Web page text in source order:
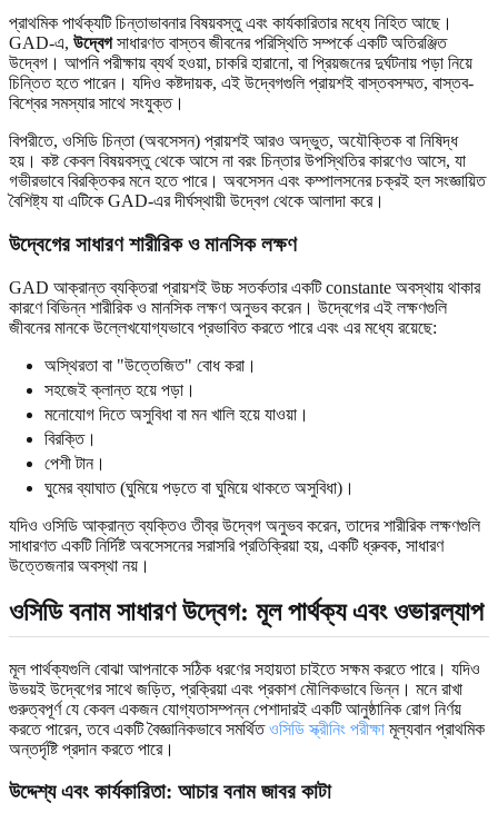
প্রাথমিক পার্থক্যটি চিন্তাভাবনার বিষয়বস্তু এবং কার্যকারিতার মধ্যে নিহিত আছে।
GAD-এ, উদ্বেগসাধারণত বাস্তব জীবনের পরিস্থিতি সম্পর্কে একটি অতিরঞ্জিত
উদ্বেগ। আপনি পরীক্ষায় ব্যর্থ হওয়া, চাকরি হারানো, বা প্রিয়জনের দুর্ঘটনায় পড়া নিয়ে
চিন্তিত হতে পারেন। যদিও কষ্টদায়ক, এই উদ্বেগগুলি প্রায়শই বাস্তবসম্মত, বাস্তব-
বিশ্বের সমস্যার সাথে সংযুক্ত।
বিপরীতে, ওসিডি চিন্তা (অবসেসন) প্রায়শই আরও অদ্ভুত, অযৌক্তিক বা নিষিদ্ধ
হয়। কষ্ট কেবল বিষয়বস্তু থেকে আসে না বরং চিন্তার উপস্থিতির কারণেও আসে, যা
গভীরভাবে বিরক্তিকর মনে হতে পারে। অবসেসন এবং কম্পালসনের চক্রই হল সংজ্ঞায়িত
বৈশিষ্ট্য যা এটিকে GAD-এর দীর্ঘস্থায়ী উদ্বেগ থেকে আলাদা করে।
উদ্বেগের সাধারণ শারীরিক ও মানসিক লক্ষণ
GAD আক্রান্ত ব্যক্তিরা প্রায়শই উচ্চ সতর্কতার একটি constante অবস্থায় থাকার
কারণে বিভিন্ন শারীরিক ও মানসিক লক্ষণ অনুভব করেন। উদ্বেগের এই লক্ষণগুলি
জীবনের মানকে উল্লেখযোগ্যভাবে প্রভাবিত করতে পারে এবং এর মধ্যে রয়েছে:
অস্থিরতা বা "উত্তেজিত" বোধ করা।
সহজেই ক্লান্ত হয়ে পড়া।
মনোযোগ দিতে অসুবিধা বা মন খালি হয়ে যাওয়া।
বিরক্তি।
পেশী টান।
ঘুমের ব্যাঘাত (ঘুমিয়ে পড়তে বা ঘুমিয়ে থাকতে অসুবিধা)।
যদিও ওসিডি আক্রান্ত ব্যক্তিও তীব্র উদ্বেগ অনুভব করেন, তাদের শারীরিক লক্ষণগুলি
সাধারণত একটি নির্দিষ্ট অবসেসনের সরাসরি প্রতিক্রিয়া হয়, একটি ধ্রুবক, সাধারণ
উত্তেজনার অবস্থা নয়।
ওসিডি বনাম সাধারণ উদ্বেগ: মূল পার্থক্য এবং ওভারল্যাপ
মূল পার্থক্যগুলি বোঝা আপনাকে সঠিক ধরণের সহায়তা চাইতে সক্ষম করতে পারে। যদিও
উভয়ই উদ্বেগের সাথে জড়িত, প্রক্রিয়া এবং প্রকাশ মৌলিকভাবে ভিন্ন। মনে রাখা
গুরুত্বপূর্ণ যে কেবল একজন যোগ্যতাসম্পন্ন পেশাদারই একটি আনুষ্ঠানিক রোগ নির্ণয়
করতে পারেন, তবে একটি বৈজ্ঞানিকভাবে সমর্থিতওসিডি স্ক্রীনিং পরীক্ষা মূল্যবান প্রাথমিক
অন্তর্দৃষ্টি প্রদান করতে পারে।
উদ্দেশ্য এবং কার্যকারিতা: আচার বনাম জাবর কাটা